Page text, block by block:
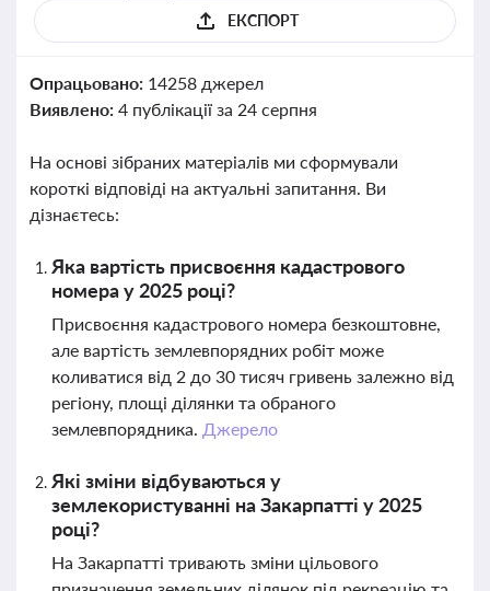
ЕКСПОРТ
Опрацьовано: 14258 джерел
Виявлено: 4 публікації за 24 серпня
На основі зібраних матеріалів ми сформували
короткі відповіді на актуальні запитання. Ви
дізнаєтесь:
Яка вартість присвоєння кадастрового
номера у 2025 році?
Присвоєння кадастрового номера безкоштовне,
але вартість землевпорядних робіт може
коливатися від 2 до 30 тисяч гривень залежно від
регіону, площі ділянки та обраного
землевпорядника. Джерело
Які зміни відбуваються у
землекористуванні на Закарпатті у 2025
році?
На Закарпатті тривають зміни цільового